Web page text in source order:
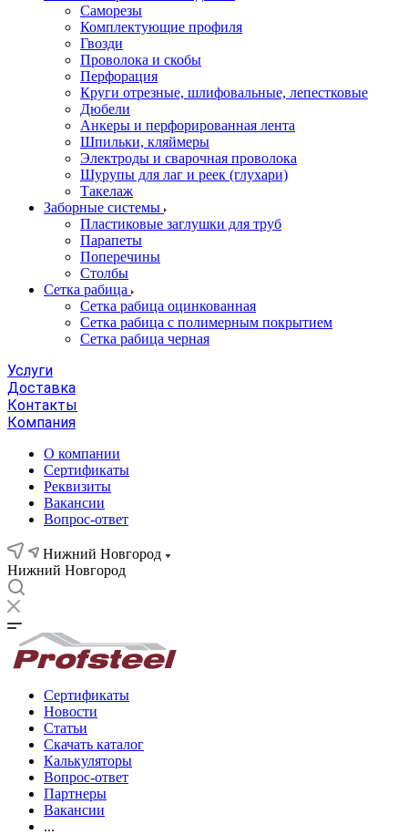
Саморезы
Комплектующие профиля
Гвозди
Проволока и скобы
Перфорация
Круги отрезные, шлифовальные, лепестковые
Дюбели
Анкеры и перфорированная лента
Шпильки, кляймеры
Электроды и сварочная проволока
Шурупы для лаг и реек (глухари)
Такелаж
Заборные системы
Пластиковые заглушки для труб
Парапеты
Поперечины
Столбы
Сетка рабица
Сетка рабица оцинкованная
Сетка рабица с полимерным покрытием
Сетка рабица черная
Услуги
Доставка
Контакты
Компания
О компании
Сертификаты
Реквизиты
Вакансии
Вопрос-ответ
Нижний Новгород
Нижний Новгород
Сертификаты
Новости
Статьи
Скачать каталог
Калькуляторы
Вопрос-ответ
Партнеры
Вакансии
...